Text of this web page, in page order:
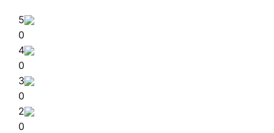
5
0
4
0
3
0
2
0